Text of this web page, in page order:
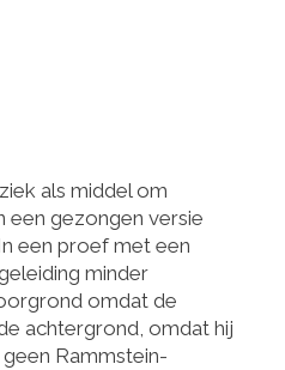
als middel om
een gezongen versie
een proef met een
minder
omdat de
achtergrond, omdat hij
Rammstein-